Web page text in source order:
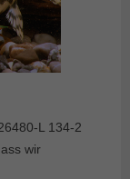
L 134-2
wir